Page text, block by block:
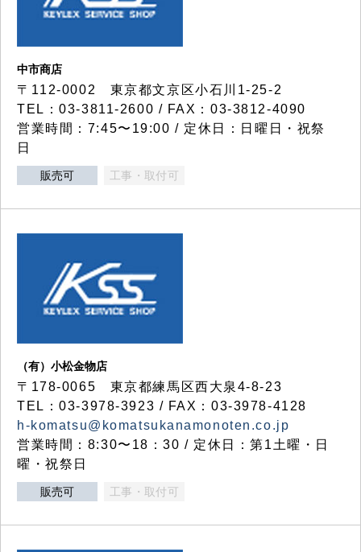
中市商店
〒112-0002 東京都文京区小石川1-25-2
TEL：03-3811-2600 / FAX：03-3812-4090
営業時間：7:45〜19:00 / 定休日：日曜日・祝祭
日
販売可 工事・取付可
（有）小松金物店
〒178-0065 東京都練馬区西大泉4-8-23
TEL：03-3978-3923 / FAX：03-3978-4128
h-komatsu@komatsukanamonoten.co.jp
営業時間：8:30〜18：30 / 定休日：第1土曜・日
曜・祝祭日
販売可 工事・取付可